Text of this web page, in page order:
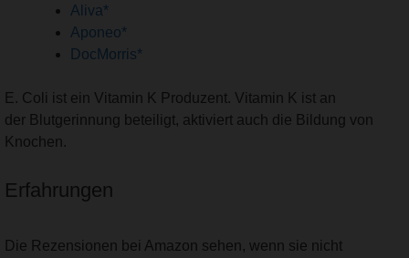
Aliva*
Aponeo*
DocMorris*
E. Coli ist ein Vitamin K Produzent. Vitamin K ist an
der Blutgerinnung beteiligt, aktiviert auch die Bildung von
Knochen.
Erfahrungen
Die Rezensionen bei Amazon sehen, wenn sie nicht